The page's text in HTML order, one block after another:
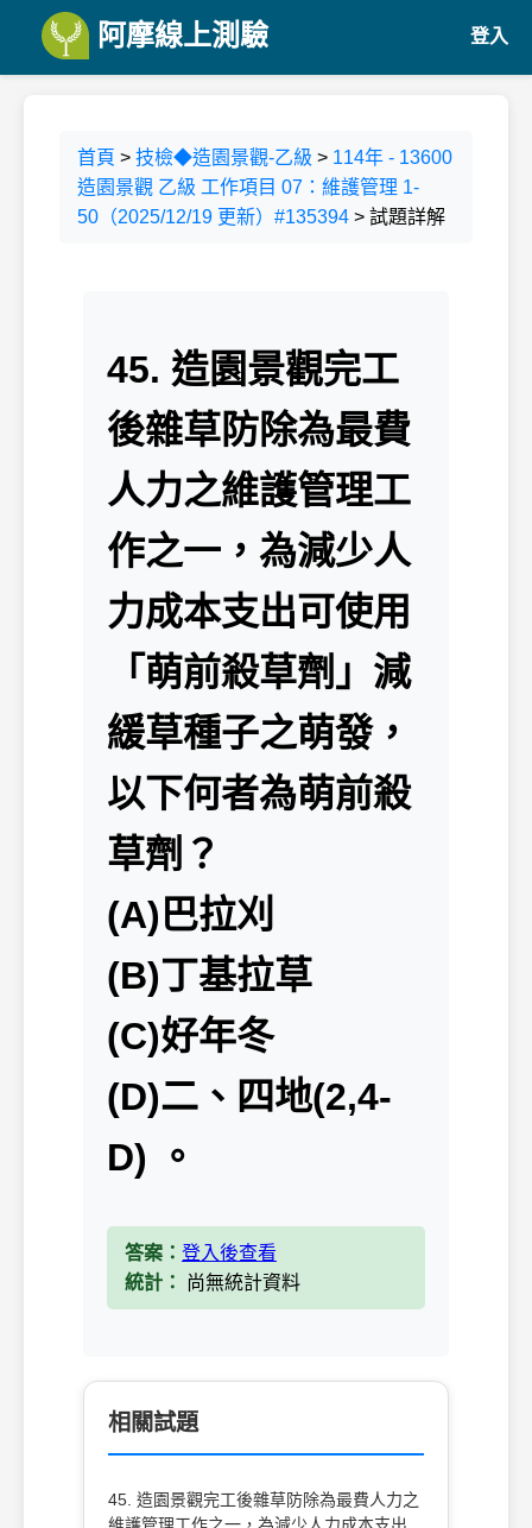
阿摩線上測驗 登入
首頁 > 技檢◆造園景觀-乙級 > 114年 - 13600
造園景觀 乙級 工作項目 07：維護管理 1-
50（2025/12/19 更新）#135394 > 試題詳解
45. 造園景觀完工
後雜草防除為最費
人力之維護管理工
作之一，為減少人
力成本支出可使用
「萌前殺草劑」減
緩草種子之萌發，
以下何者為萌前殺
草劑？
(A)巴拉刈
(B)丁基拉草
(C)好年冬
(D)二、四地(2,4-
D) 。
答案： 登入後查看
統計：
尚無統計資料
相關試題
45. 造園景觀完工後雜草防除為最費人力之